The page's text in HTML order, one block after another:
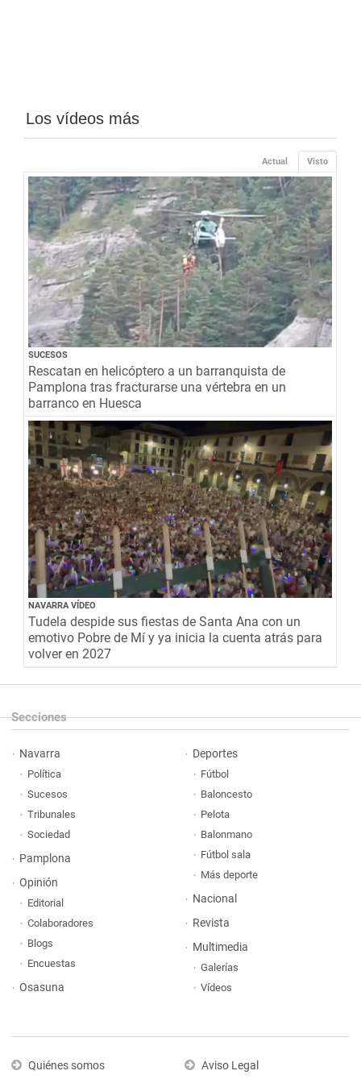
Los vídeos más
Visto
Actual
SUCESOS
Rescatan en helicóptero a un barranquista de
Pamplona tras fracturarse una vértebra en un
barranco en Huesca
NAVARRA VÍDEO
Tudela despide sus fiestas de Santa Ana con un
emotivo Pobre de Mí y ya inicia la cuenta atrás para
volver en 2027
Secciones
Navarra
Política
Sucesos
Tribunales
Sociedad
Pamplona
Opinión
Editorial
Colaboradores
Blogs
Encuestas
Osasuna
Deportes
Fútbol
Baloncesto
Pelota
Balonmano
Fútbol sala
Más deporte
Nacional
Revista
Multimedia
Galerías
Vídeos
Quiénes somos Aviso Legal